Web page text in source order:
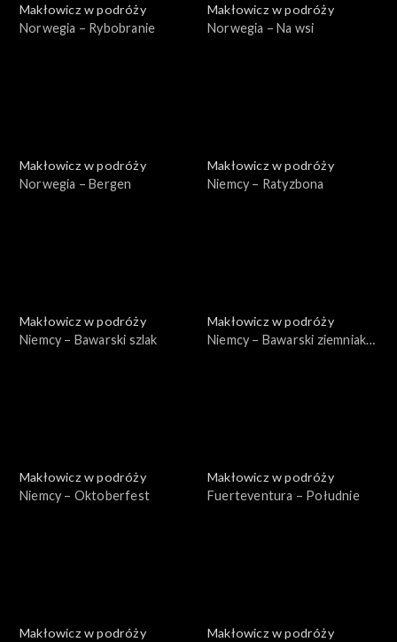
Makłowicz w podróży
Norwegia – Rybobranie
Makłowicz w podróży
Norwegia – Na wsi
Makłowicz w podróży
Norwegia – Bergen
Makłowicz w podróży
Niemcy – Ratyzbona
Makłowicz w podróży
Niemcy – Bawarski szlak
Makłowicz w podróży
Niemcy – Bawarski ziemniak i
Makłowicz w podróży
Niemcy – Oktoberfest
Makłowicz w podróży
Fuerteventura – Południe
Makłowicz w podróży
Makłowicz w podróży